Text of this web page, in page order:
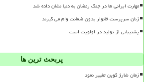
مهارت ایرانی ها در جنگ رمضان به دنیا نشان داده شد
زنان سرپرست خانوار بدون ضمانت وام می گیرند
پشتیبانی از تولید در اولویت است
پربحث ترین ها
زمان شارژ کوپن تغییر نمود